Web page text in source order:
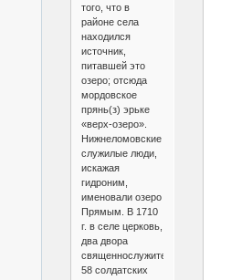
того, что в
районе села
находился
источник,
питавшей это
озеро; отсюда
мордовское
прянь(з) эрьке
«верх-озеро».
Нижнеломовские
служилые люди,
искажая
гидроним,
именовали озеро
Прямым. В 1710
г. в селе церковь,
два двора
священнослужителей,
58 солдатских